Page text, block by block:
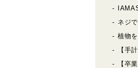
IAMASと２泊３
ネジで社会や地
植物をじっ
【手計算で
【卒業生イン